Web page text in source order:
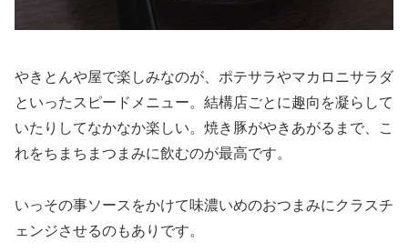
やきとんや屋で楽しみなのが、ポテサラやマカロニサラダ
といったスピードメニュー。結構店ごとに趣向を凝らして
いたりしてなかなか楽しい。焼き豚がやきあがるまで、こ
れをちまちまつまみに飲むのが最高です。
いっその事ソースをかけて味濃いめのおつまみにクラスチ
ェンジさせるのもありです。